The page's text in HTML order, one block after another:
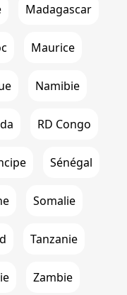
Madagascar
Maurice
Namibie
RD Congo
Sénégal
Somalie
Tanzanie
Zambie